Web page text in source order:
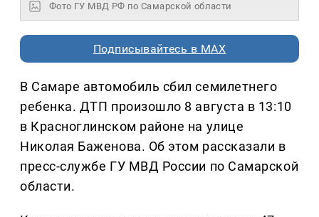
Фото ГУ МВД РФ по Самарской области
Подписывайтесь в MAX
В Самаре автомобиль сбил семилетнего
ребенка. ДТП произошло 8 августа в 13:10
в Красноглинском районе на улице
Николая Баженова. Об этом рассказали в
пресс-службе ГУ МВД России по Самарской
области.